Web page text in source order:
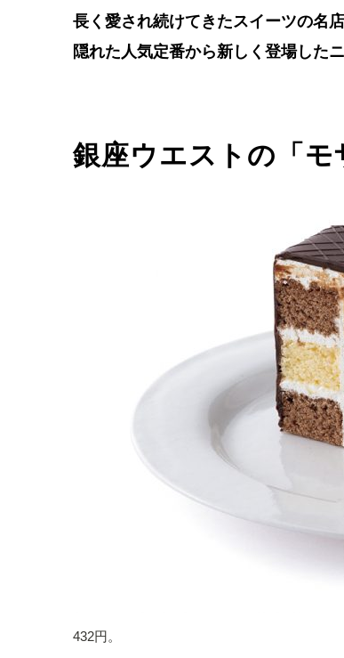
長く愛され続けてきたスイーツの名
隠れた人気定番から新しく登場した
銀座ウエストの「モ
432円。